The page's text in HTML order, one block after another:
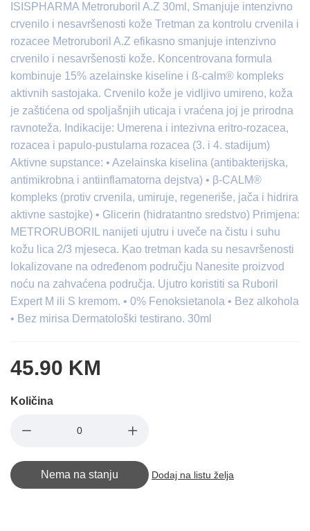
ISISPHARMA Metroruboril A.Z 30ml, Smanjuje intenzivno
crvenilo i nesavršenosti kože Tretman za kontrolu crvenila i
rozacee Metroruboril A.Z efikasno smanjuje intenzivno
crvenilo i nesavršenosti kože. Koncentrovana formula
kombinuje 15% azelainske kiseline i ß-calm® kompleks
aktivnih sastojaka. Crvenilo kože je vidljivo umireno, koža
je zaštićena od spoljašnjih uticaja i vraćena joj je prirodna
ravnoteža. Indikacije: Umerena i intezivna eritro-rozacea,
rozacea i papulo-pustularna rozacea (3. i 4. stadijum)
Aktivne supstance: • Azelainska kiselina (antibakterijska,
antimikrobna i antiinflamatorna dejstva) • β-CALM®
kompleks (protiv crvenila, umiruje, regeneriše, jača i hidrira
aktivne sastojke) • Glicerin (hidratantno sredstvo) Primjena:
METRORUBORIL nanijeti ujutru i uveče na čistu i suhu
kožu lica 2/3 mjeseca. Kao tretman kada su nesavršenosti
lokalizovane na određenom području Nanesite proizvod
noću na zahvaćena područja. Ujutro koristiti sa Ruboril
Expert M ili S kremom. • 0% Fenoksietanola • Bez alkohola
• Bez mirisa Dermatološki testirano. 30ml
45.90 KM
Količina
Nema na stanju Dodaj na listu želja